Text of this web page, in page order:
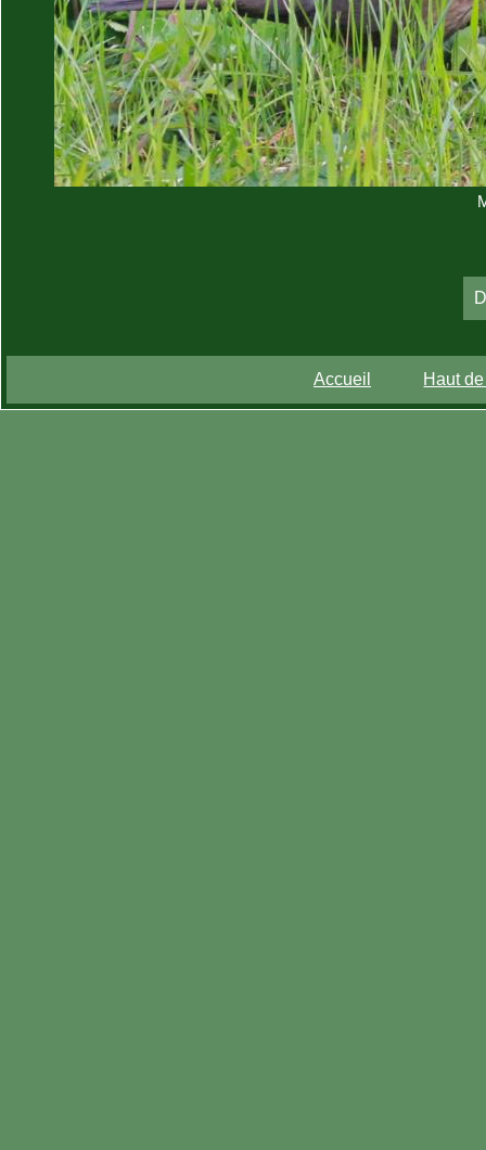
Accueil Haut